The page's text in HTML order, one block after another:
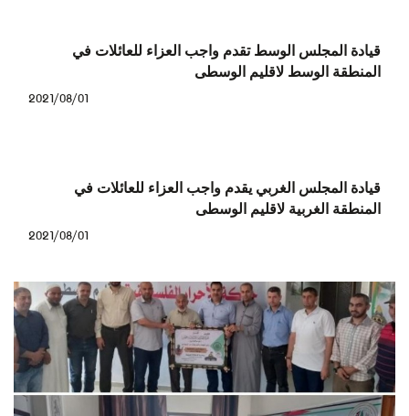
قيادة المجلس الوسط تقدم واجب العزاء للعائلات في
المنطقة الوسط لاقليم الوسطى
قيادة المجلس الغربي يقدم واجب العزاء للعائلات في
المنطقة الغربية لاقليم الوسطى